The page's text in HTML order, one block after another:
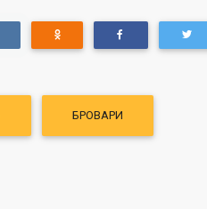
БРОВАРИ